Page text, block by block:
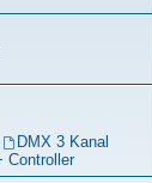
DMX 3 Kanal
Controller